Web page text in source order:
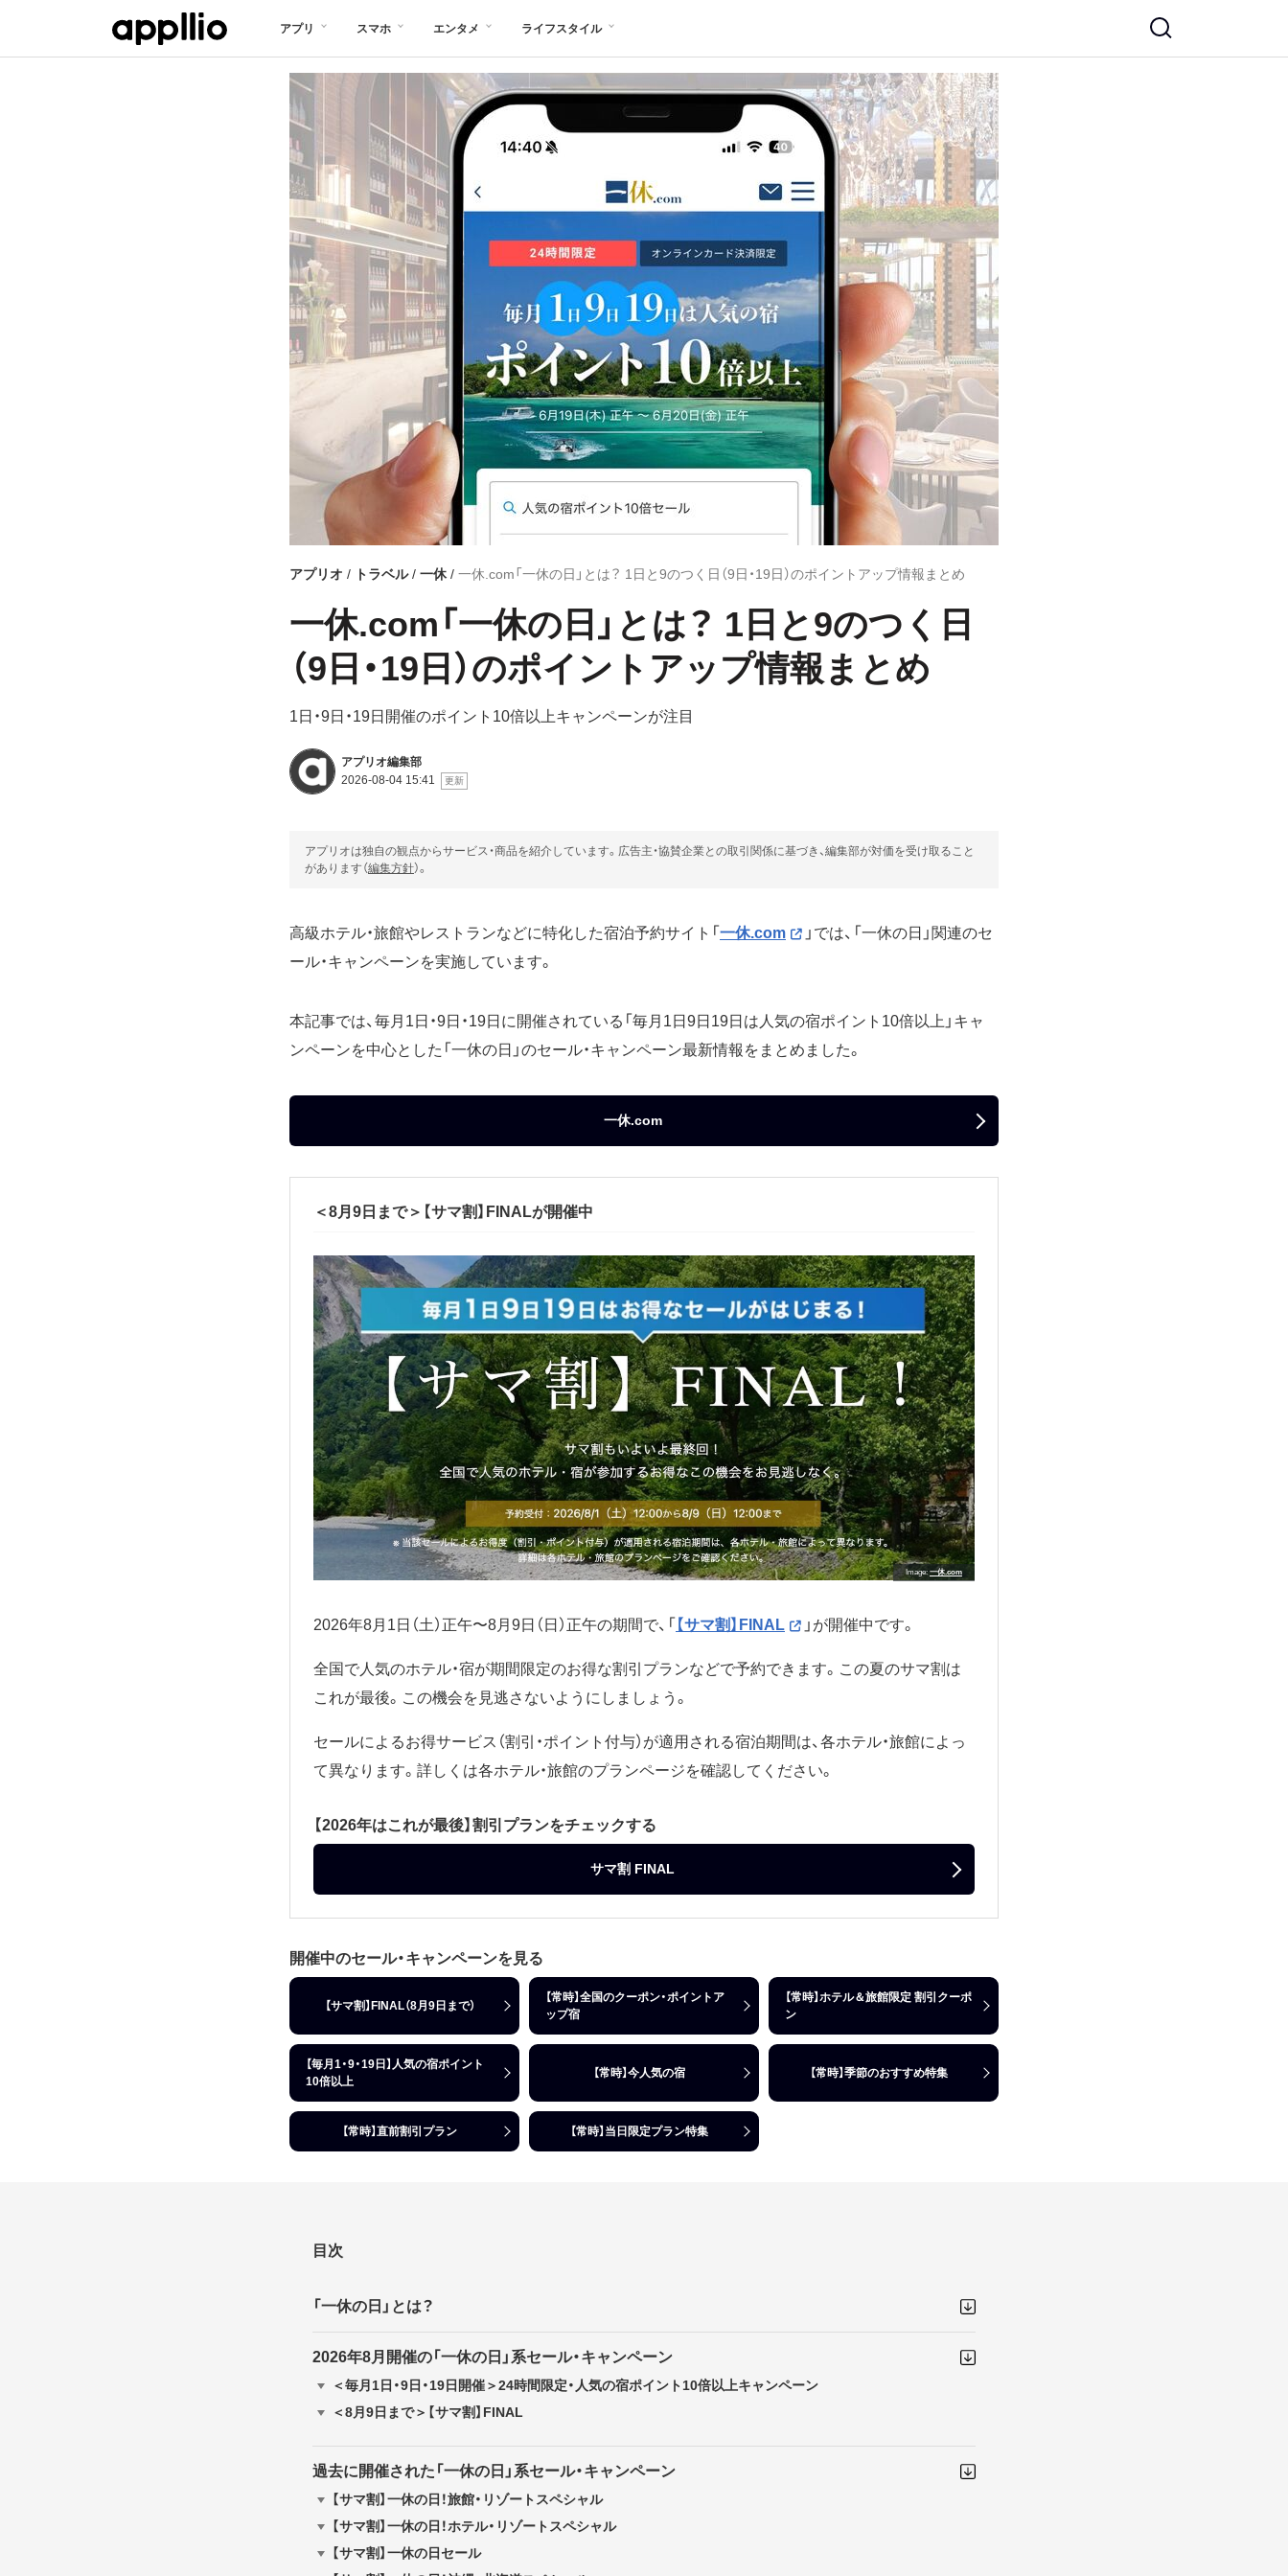
アプリ スマホ エンタメ ライフスタイル
アプリオ トラベル 一休 一休.com「一休の日」とは？ 1日と9のつく日（9日・19日）のポイントアップ情報まとめ
一休.com「一休の日」とは？ 1日と9のつく日
（9日・19日）のポイントアップ情報まとめ
1日・9日・19日開催のポイント10倍以上キャンペーンが注目
アプリオ編集部
2026-08-04 15:41
アプリオは独自の観点からサービス・商品を紹介しています。広告主・協賛企業との取引関係に基づき、編集部が対価を受け取ること
があります（編集方針）。
高級ホテル・旅館やレストランなどに特化した宿泊予約サイト「 一休.com
」では、「一休の日」関連のセ
ール・キャンペーンを実施しています。
本記事では、毎月1日・9日・19日に開催されている「毎月1日9日19日は人気の宿ポイント10倍以上」キャ
ンペーンを中心とした「一休の日」のセール・キャンペーン最新情報をまとめました。
一休.com
＜8月9日まで＞【サマ割】FINALが開催中
Image 一休.com
2026年8月1日（土）正午〜8月9日（日）正午の期間で、「 【サマ割】FINAL 」が開催中です。
全国で人気のホテル・宿が期間限定のお得な割引プランなどで予約できます。この夏のサマ割は
これが最後。この機会を見逃さないようにしましょう。
セールによるお得サービス（割引・ポイント付与）が適用される宿泊期間は、各ホテル・旅館によっ
て異なります。詳しくは各ホテル・旅館のプランページを確認してください。
【2026年はこれが最後】割引プランをチェックする
サマ割 FINAL
開催中のセール・キャンペーンを見る
【サマ割】FINAL（8月9日まで）
【常時】全国のクーポン・ポイントア
ップ宿
【常時】ホテル＆旅館限定 割引クーポ
ン
【毎月1・9・19日】人気の宿ポイント
10倍以上
【常時】今人気の宿 【常時】季節のおすすめ特集
【常時】直前割引プラン 【常時】当日限定プラン特集
目次
「一休の日」とは？
2026年8月開催の「一休の日」系セール・キャンペーン
＜毎月1日・9日・19日開催＞24時間限定・人気の宿ポイント10倍以上キャンペーン
＜8月9日まで＞【サマ割】FINAL
過去に開催された「一休の日」系セール・キャンペーン
【サマ割】一休の日！旅館・リゾートスペシャル
【サマ割】一休の日！ホテル・リゾートスペシャル
【サマ割】一休の日セール